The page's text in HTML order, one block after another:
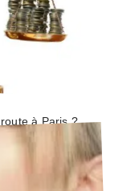
à Paris ?